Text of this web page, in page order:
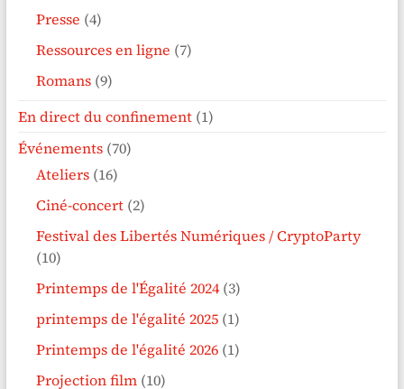
Presse (4)
Ressources en ligne (7)
Romans(9)
En direct du confinement(1)
Événements(70)
Ateliers(16)
Ciné-concert(2)
Festival des Libertés Numériques / CryptoParty
(10)
Printemps de l'Égalité 2024(3)
printemps de l'égalité 2025(1)
Printemps de l'égalité 2026(1)
Projection film(10)